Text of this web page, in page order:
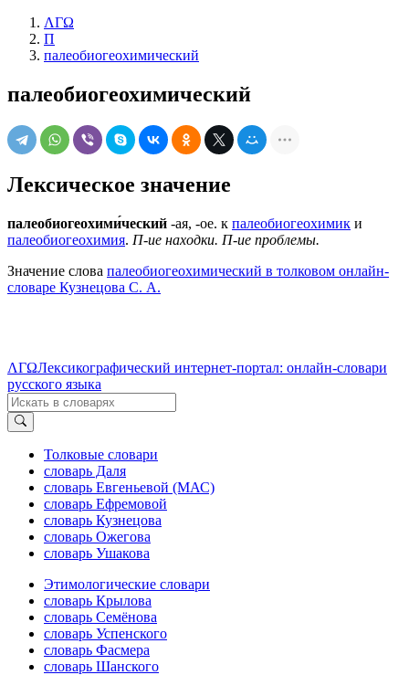
ΛΓΩ
П
палеобиогеохимический
палеобиогеохимический
Лексическое значение
палеобиогеохими́ческий -ая, -ое. к палеобиогеохимик и
палеобиогеохимия. П-ие находки. П-ие проблемы.
Значение слова палеобиогеохимический в толковом онлайн-
словаре Кузнецова С. А.
ΛΓΩЛексикографический интернет-портал: онлайн-словари
русского языка
Толковые словари
словарь Даля
словарь Евгеньевой (МАС)
словарь Ефремовой
словарь Кузнецова
словарь Ожегова
словарь Ушакова
Этимологические словари
словарь Крылова
словарь Семёнова
словарь Успенского
словарь Фасмера
словарь Шанского